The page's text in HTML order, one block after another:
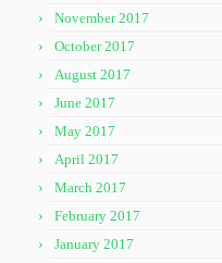
November 2017
October 2017
August 2017
June 2017
May 2017
April 2017
March 2017
February 2017
January 2017